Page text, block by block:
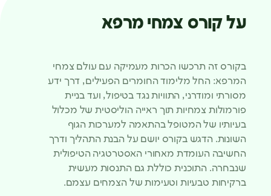
על קורס צמחי מרפא
בקורס זה תרכשו הכרות מעמיקה עם עולם צמחי
המרפא: החל מלימוד החומרים הפעילים, דרך ידע
מסורתי ומודרני, התוויות נגד בטיפול, ועד בניית
פורמולות צמחיות תוך ראייה הוליסטית של מכלול
בעיותיו של המטופל בהתאמה למערכות הגוף
השונות. הדגש בקורס יושם על הבנת התהליך ודרך
החשיבה העומדת מאחורי האסטרטגיה הטיפולית
שנבחרה. התוכנית כוללת גם התנסות מעשית
ברקיחות טבעיות וטעימות של הצמחים עצמם.